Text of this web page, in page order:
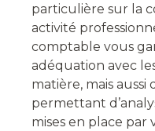
particulière sur la
activité
comptable vous
adéquation avec
matière, mais
permettant
mises en place par